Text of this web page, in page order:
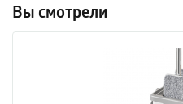
Вы смотрели